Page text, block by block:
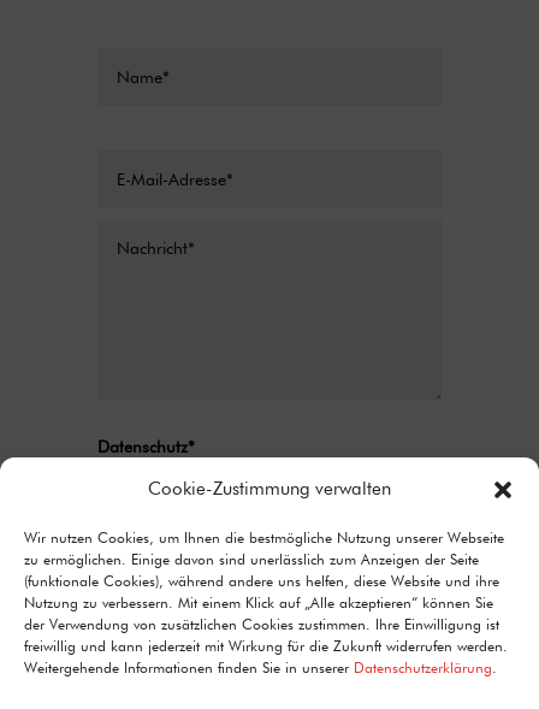
Cookie-Zustimmung verwalten
Wir nutzen Cookies, um Ihnen die bestmögliche Nutzung unserer Webseite
zu ermöglichen. Einige davon sind unerlässlich zum Anzeigen der Seite
(funktionale Cookies), während andere uns helfen, diese Website und ihre
Nutzung zu verbessern. Mit einem Klick auf „Alle akzeptieren“ können Sie
der Verwendung von zusätzlichen Cookies zustimmen. Ihre Einwilligung ist
freiwillig und kann jederzeit mit Wirkung für die Zukunft widerrufen werden.
Weitergehende Informationen finden Sie in unserer Datenschutzerklärung.
Datenschutz*
Ich stimme zu, dass meine Angaben aus
meiner Anfrage erhoben und verarbeitet
werden. Detaillierte Informationen zum
Umgang mit Nutzerdaten finden Sie in unserer
Datenschutzerklärung.
11 + 13= Senden
Alternative: